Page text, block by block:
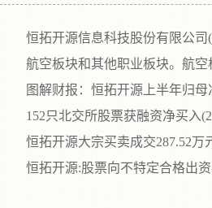
恒拓开源信息科技股份有限公司(
航空板块和其他职业板块。航空
图解财报：恒拓开源上半年归母净
152只北交所股票获融资净买入
恒拓开源大宗买卖成交287.52万元
恒拓开源:股票向不特定合格出资